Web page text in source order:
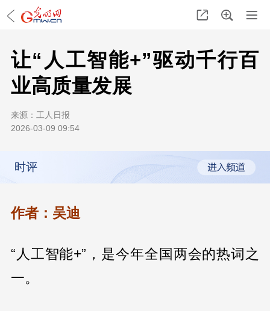
让“人工智能+”驱动千行百
业高质量发展
来源： 工人日报
2026-03-09 09:54
时评
作者：吴迪
“人工智能+”，是今年全国两会的热词之
一。